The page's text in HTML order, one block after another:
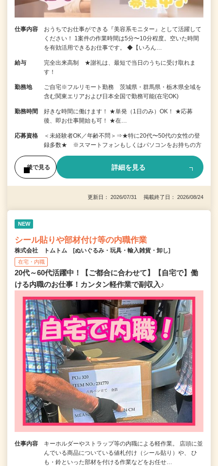
仕事内容
おうちでお仕事ができる『美容系モニター』として活躍して
ください！ 1案件の作業時間は5分〜10分程度。空いた時間
を有効活用できるお仕事です。 ◆【いろん…
給与
完全出来高制 ★謝礼は、最短で当日のうちに受け取れま
す！
勤務地
ご自宅※フルリモート勤務 茨城県・群馬県・栃木県全域を
含む関東エリアおよび日本全国で勤務可能(在宅OK)
勤務時間
好きな時間に働けます！ ★単発（1日のみ）OK！ ★応募
後、即お仕事開始も可！ ★在…
応募資格
＜未経験者OK／年齢不問＞⇒★特に20代〜50代の女性の登
録多数★ ※スマートフォンもしくはパソコンをお持ちの方
後で見る 詳細を見る
更新日： 2026/07/31 掲載終了日： 2026/08/24
NEW
シール貼りや部材付け等の内職作業
株式会社 トムトム [ぬいぐるみ・玩具・輸入雑貨・卸し]
在宅・内職
20代～60代活躍中！【ご都合に合わせて】【自宅で】働
ける内職のお仕事！カンタン軽作業で副収入♪
仕事内容
キーホルダーやストラップ等の内職による軽作業。 店頭に並
んでいる商品についている値札付け（シール貼り）や、 ひ
も・鈴といった部材を付ける作業などをお任せ…